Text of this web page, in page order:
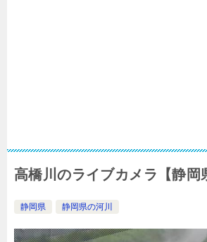
高橋川のライブカメラ【静岡
静岡県 静岡県の河川